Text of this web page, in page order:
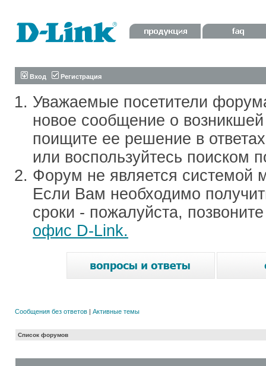
Вход Регистрация
Уважаемые посетители
новое сообщение о
поищите ее решение в
или воспользуйтесь поиском
Форум не является системой
Если Вам необходимо
сроки - пожалуйста,
офис D-Link.
Сообщения без ответов | Активные темы
Список форумов